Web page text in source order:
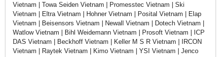
Vietnam | Towa Seiden Vietnam | Promesstec Vietnam | Ski
Vietnam | Eltra Vietnam | Hohner Vietnam | Posital Vietnam | Elap
Vietnam | Beisensors Vietnam | Newall Vietnam | Dotech Vietnam |
Watlow Vietnam | Bihl Weidemann Vietnam | Prosoft Vietnam | ICP
DAS Vietnam | Beckhoff Vietnam | Keller M S R Vietnam | IRCON
Vietnam | Raytek Vietnam | Kimo Vietnam | YSI Vietnam | Jenco